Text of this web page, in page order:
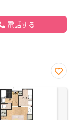
電話する
に入